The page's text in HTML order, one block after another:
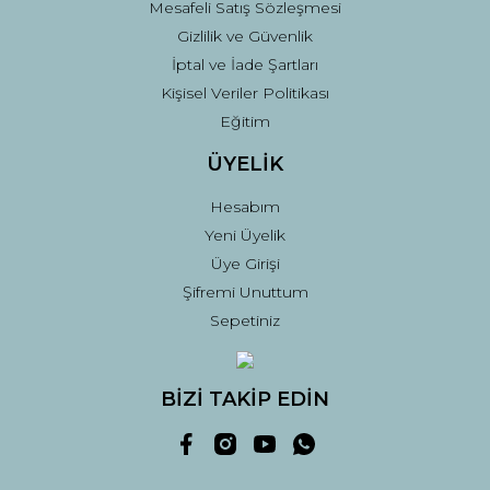
Mesafeli Satış Sözleşmesi
Gizlilik ve Güvenlik
İptal ve İade Şartları
Kişisel Veriler Politikası
Eğitim
ÜYELİK
Hesabım
Yeni Üyelik
Üye Girişi
Şifremi Unuttum
Sepetiniz
BİZİ TAKİP EDİN